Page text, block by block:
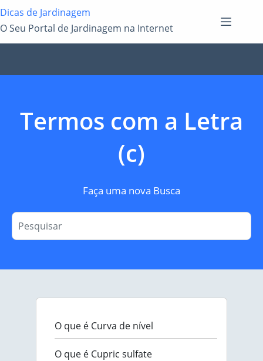
Pular
para
o
conteúdo
Dicas de Jardinagem
O Seu Portal de Jardinagem na Internet
Termos com a Letra
(c)
Faça uma nova Busca
O que é Curva de nível
O que é Cupric sulfate